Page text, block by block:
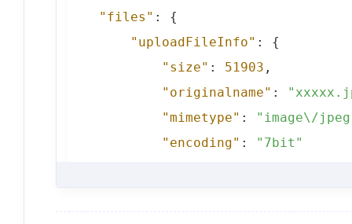
"files" :
{
"uploadFileInfo" :
{
"size" : 51903 ,
"originalname" :
"mimetype" : "image\/
"encoding" :
"7bit"
"downloadFileInfo": {